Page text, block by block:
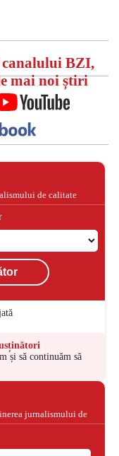
BZI,
mai noi știri
de calitate
și să continuăm să
jurnalismului de